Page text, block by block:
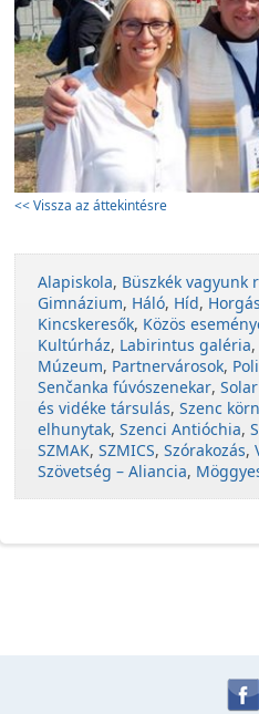
<< Vissza az áttekintésre
Alapiskola, Büszkék vagyunk
Gimnázium, Háló, Híd,
Kincskeresők, Közös
Kultúrház, Labirintus galéria,
Múzeum, Partnervárosok,
Senčanka fúvószenekar,
és vidéke társulás, Szenc
elhunytak, Szenci Antióchia,
SZMAK, SZMICS, Szórakozás,
Szövetség – Aliancia,